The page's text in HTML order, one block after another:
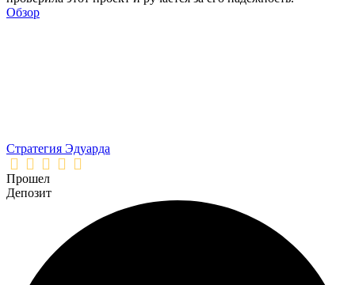
Обзор
Стратегия Эдуарда
Прошел
Депозит